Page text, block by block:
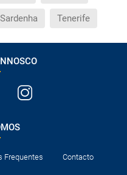
Sardenha Tenerife
Frequentes Contacto